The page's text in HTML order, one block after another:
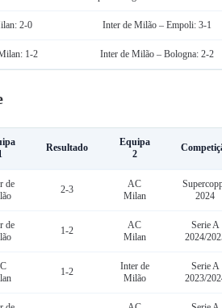
2-0 Inter de Milão – Empoli: 3-1
1-2 Inter de Milão – Bologna: 2-2
Resultado
Equipa
2
de
2-3
AC
Milan
2024
de
1-2
AC
Milan
Serie A
2024/
1-2
Inter de
Milão
Serie A
2023/